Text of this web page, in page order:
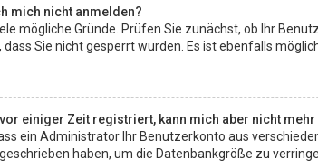
mich nicht anmelden?
mögliche Gründe. Prüfen Sie zunächst, ob Ihr
Sie nicht gesperrt wurden. Es ist ebenfalls
vor einiger Zeit registriert, kann mich aber nicht
ein Administrator Ihr Benutzerkonto aus
haben, um die Datenbankgröße zu